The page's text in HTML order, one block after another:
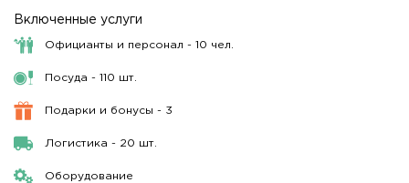
Включенные услуги
Официанты и персонал - 10 чел.
Посуда - 110 шт.
Подарки и бонусы - 3
Логистика - 20 шт.
Оборудование